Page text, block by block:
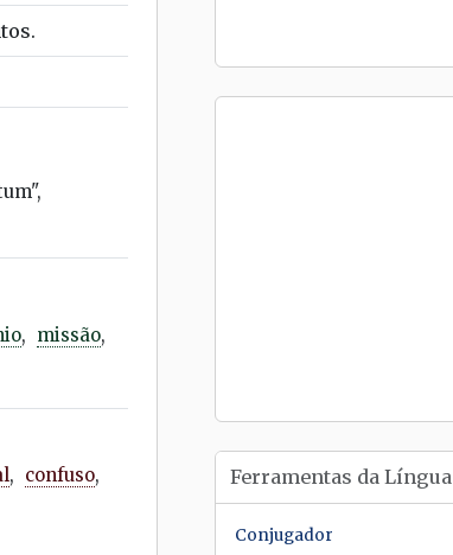
, missão,
, confuso,
Ferramentas da Língua
Conjugador